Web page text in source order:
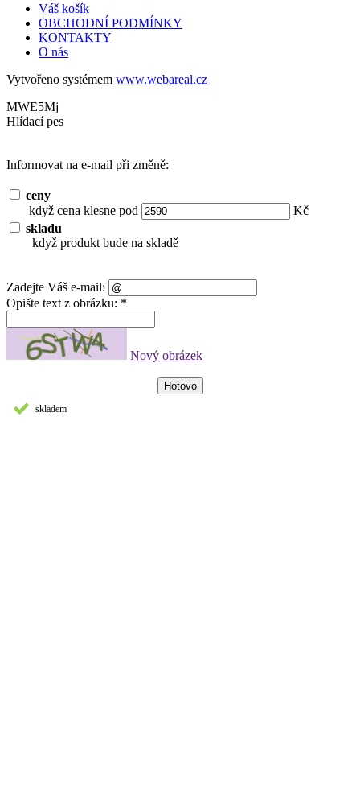
skladem
Váš košík
OBCHODNÍ PODMÍNKY
KONTAKTY
O nás
Vytvořeno systémem www.webareal.cz
MWE5Mj
Hlídací pes
Informovat na e-mail při změně:
ceny
když cena klesne pod
Kč
skladu
když produkt bude na skladě
Zadejte Váš e-mail:
Opište text z obrázku: *
Nový obrázek